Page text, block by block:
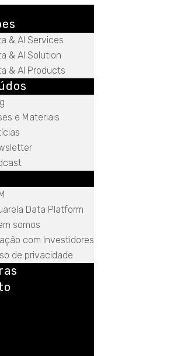
& AI Services
& AI Solution
& AI Products
e Materiais
Data Platform
somos
com Investidores
de privacidade